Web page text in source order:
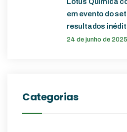
em evento do
resultados
24 de junho de 2025
Categorias